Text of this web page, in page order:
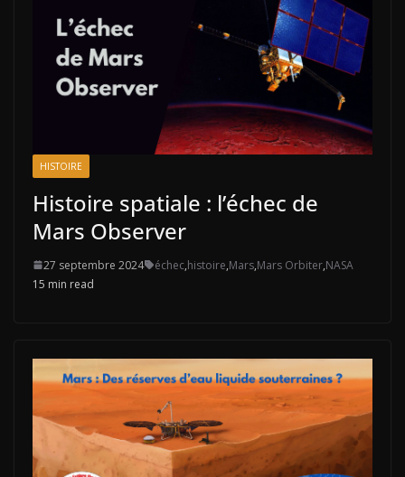
HISTOIRE
Histoire spatiale : l’échec de
Mars Observer
27 septembre 2024 échec,histoire,Mars,Mars Orbiter,NASA
15 min read